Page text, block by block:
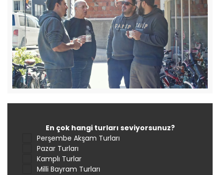
En çok hangi turları seviyorsunuz?
Perşembe Akşam Turları
Pazar Turları
Kamplı Turlar
Milli Bayram Turları